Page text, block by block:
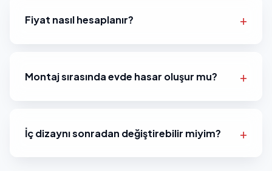
Fiyat nasıl hesaplanır?
Montaj sırasında evde hasar oluşur mu?
İç dizaynı sonradan değiştirebilir miyim?